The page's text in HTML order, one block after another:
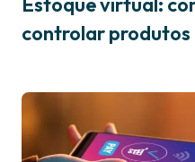
controlar produtos